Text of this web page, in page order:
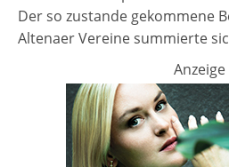
Der so zustande gekommene
Altenaer Vereine summierte
Anzeige